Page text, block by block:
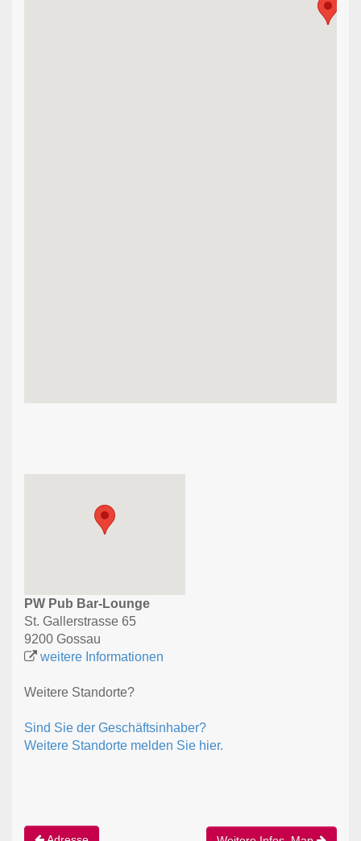
PW Pub Bar-Lounge
St. Gallerstrasse 65
9200 Gossau
weitere Informationen
Weitere Standorte?
Sind Sie der Geschäftsinhaber?
Weitere Standorte melden Sie hier.